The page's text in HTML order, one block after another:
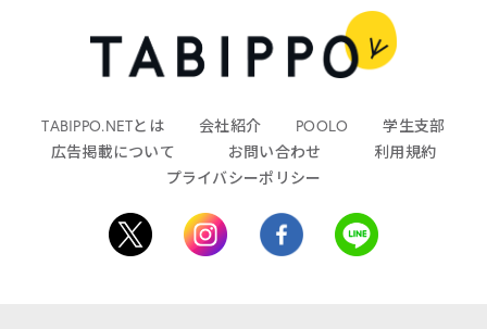
TABIPPO.NETとは 会社紹介 POOLO
学生支部
広告掲載について
お問い合わせ
利用規約
プライバシーポリシー